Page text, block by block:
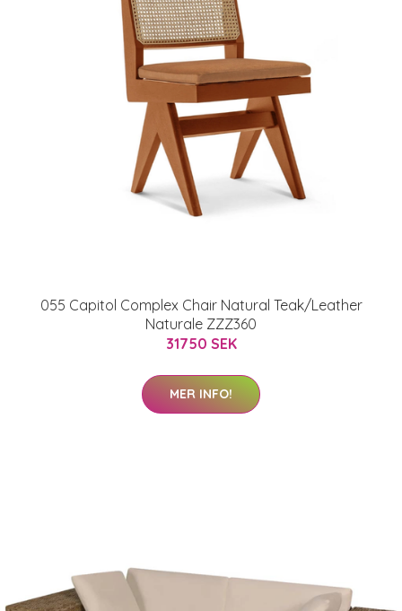
055 Capitol Complex Chair Natural Teak/Leather
Naturale ZZZ360
31750 SEK
MER INFO!